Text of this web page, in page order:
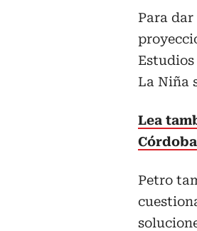
Para
La Niña
Lea
Córdoba
Petro